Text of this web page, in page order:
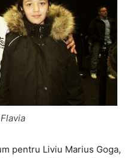
pentru Liviu Marius Goga,